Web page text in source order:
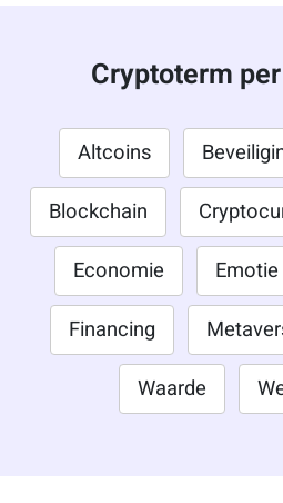
Cryptoterm
Altcoins
Blockchain
Economie
Emotie
Financing
Waarde